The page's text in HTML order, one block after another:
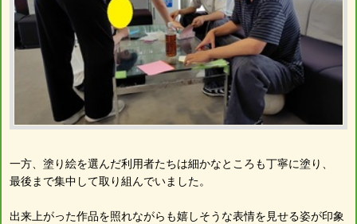
一方、塗り絵を選んだ利用者たちは細かなところも丁寧に塗り、
最後まで集中して取り組んでいました。
出来上がった作品を照れながらも嬉しそうな表情を見せる姿が印象